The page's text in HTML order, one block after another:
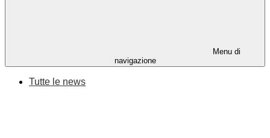
Menu di
navigazione
Tutte le news